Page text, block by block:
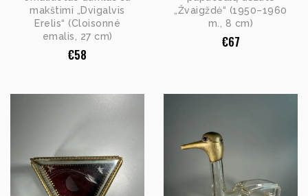
makštimi „Dvigalvis
Erelis“ (Cloisonné
emalis, 27 cm)
€58
„Žvaigždė“ (1950–1960
m., 8 cm)
€67